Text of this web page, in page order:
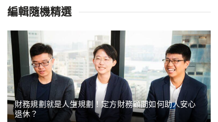
編輯隨機精選
財務規劃就是人生規劃！定方財務顧問如何助人安心
退休？